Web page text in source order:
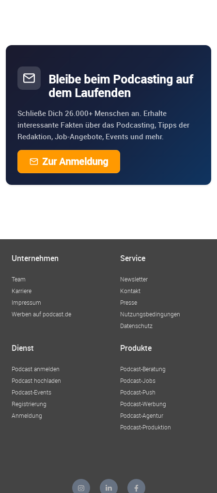
Bleibe beim Podcasting auf
dem Laufenden
Schließe Dich 26.000+ Menschen an. Erhalte
interessante Fakten über das Podcasting, Tipps der
Redaktion, Job-Angebote, Events und mehr.
Zur Anmeldung
Unternehmen
Team
Karriere
Impressum
Werben auf podcast.de
Service
Newsletter
Kontakt
Presse
Nutzungsbedingungen
Datenschutz
Dienst
Podcast anmelden
Podcast hochladen
Podcast-Events
Registrierung
Anmeldung
Produkte
Podcast-Beratung
Podcast-Jobs
Podcast-Push
Podcast-Werbung
Podcast-Agentur
Podcast-Produktion